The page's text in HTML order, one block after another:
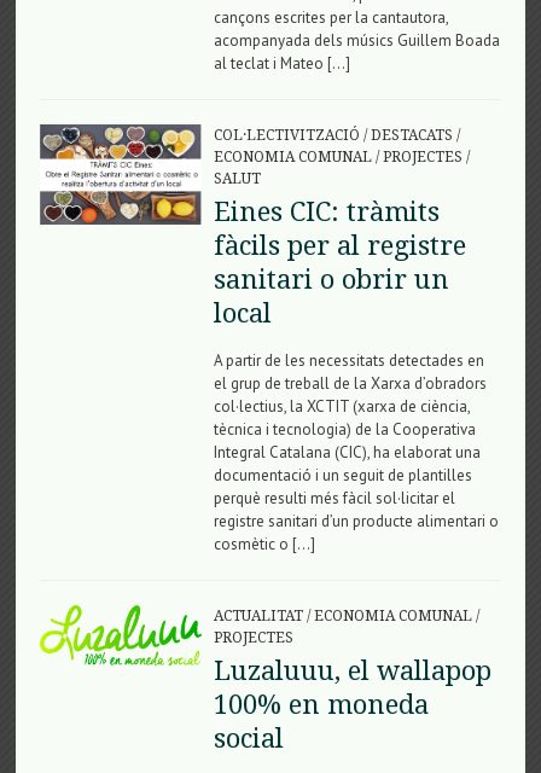
cançons escrites per la cantautora,
acompanyada dels músics Guillem Boada
al teclat i Mateo […]
COL·LECTIVITZACIÓ /DESTACATS /
ECONOMIA COMUNAL/PROJECTES /
SALUT
Eines CIC: tràmits
fàcils per al registre
sanitari o obrir un
local
A partir de les necessitats detectades en
el grup de treball de la Xarxa d’obradors
col·lectius, la XCTIT (xarxa de ciència,
tècnica i tecnologia) de la Cooperativa
Integral Catalana (CIC), ha elaborat una
documentació i un seguit de plantilles
perquè resulti més fàcil sol·licitar el
registre sanitari d’un producte alimentari o
cosmètic o […]
ACTUALITAT/ECONOMIA COMUNAL/
PROJECTES
Luzaluuu, el wallapop
100% en moneda
social